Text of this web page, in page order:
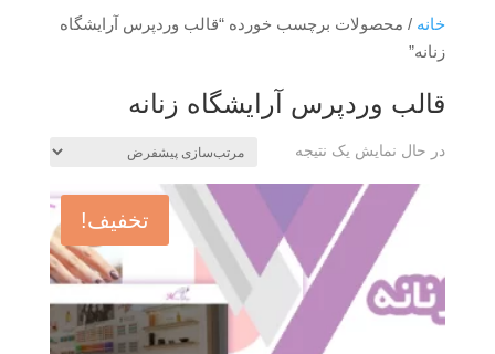
خانه / محصولات برچسب خورده “قالب وردپرس آرایشگاه
زنانه”
قالب وردپرس آرایشگاه زنانه
در حال نمایش یک نتیجه
تخفیف!